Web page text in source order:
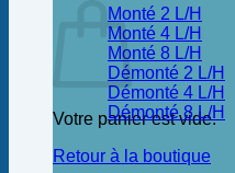
Votre panier est vide.
Retour à la boutique
Monté 2 L/H
Monté 4 L/H
Monté 8 L/H
Démonté 2 L/H
Démonté 4 L/H
Démonté 8 L/H